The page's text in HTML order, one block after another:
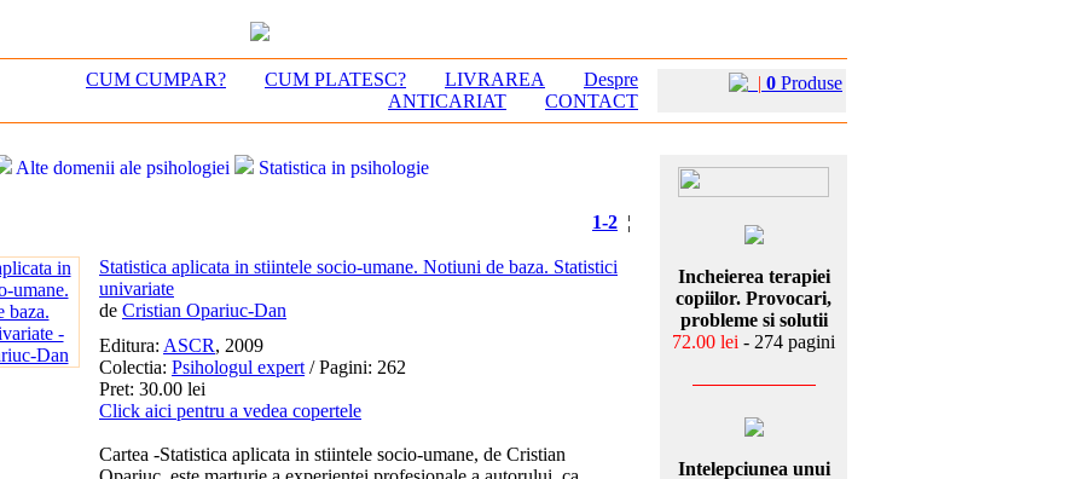
CUM CUMPAR? CUM PLATESC? LIVRAREA
Despre
ANTICARIAT
CONTACT
| 0 Produse
Alte domenii ale psihologiei Statistica in psihologie
1-2 ¦
Statistica aplicata in stiintele socio-umane. Notiuni de baza. Statistici
univariate
de Cristian Opariuc-Dan
Editura: ASCR, 2009
Colectia: Psihologul expert / Pagini: 262
Pret: 30.00 lei
Click aici pentru a vedea copertele
Cartea -Statistica aplicata in stiintele socio-umane, de Cristian
Incheierea terapiei
copiilor. Provocari,
probleme si solutii
72.00 lei - 274 pagini
Intelepciunea unui